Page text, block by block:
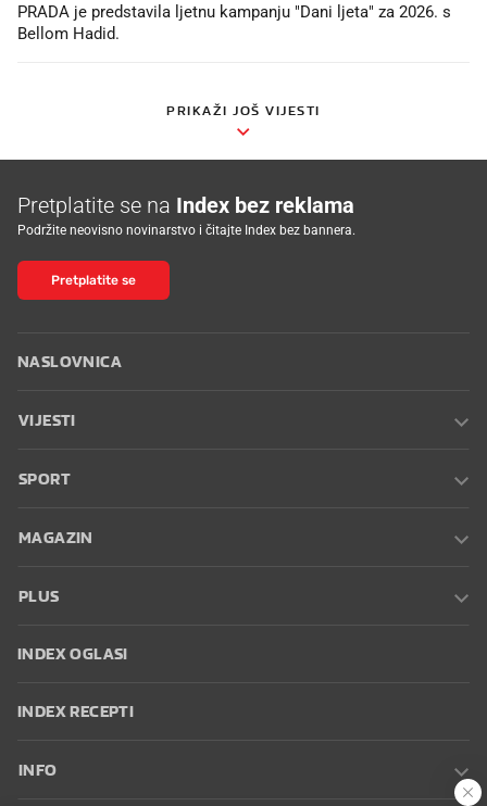
PRADA je predstavila ljetnu kampanju "Dani ljeta" za 2026. s
Bellom Hadid.
PRIKAŽI JOŠ VIJESTI
Pretplatite se na Index bez reklama
Podržite neovisno novinarstvo i čitajte Index bez bannera.
Pretplatite se
NASLOVNICA
VIJESTI
SPORT
MAGAZIN
PLUS
INDEX OGLASI
INDEX RECEPTI
INFO